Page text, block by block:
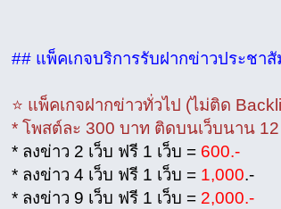
## แพ็คเกจบริการรับฝากข่าวประชา
⭐ แพ็คเกจฝากข่าวทั่วไป (ไม่ติด
* โพสต์ละ 300 บาท ติดบนเว็บนาน 12
* ลงข่าว 2 เว็บ ฟรี 1 เว็บ =600.-
* ลงข่าว 4 เว็บ ฟรี 1 เว็บ = 1,000.-
* ลงข่าว 9 เว็บ ฟรี 1 เว็บ = 2,000.-